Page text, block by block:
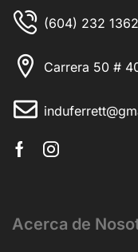
(604) 232 1362
Carrera 50 #
Acerca de